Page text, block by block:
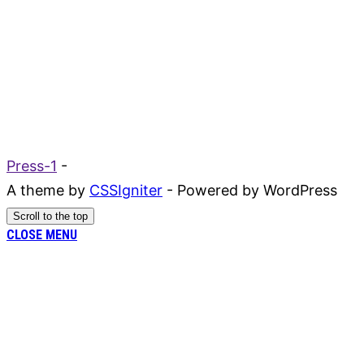
Press-1 -
A theme by CSSIgniter - Powered by WordPress
Scroll to the top
CLOSE MENU